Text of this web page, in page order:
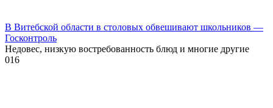
В Витебской области в столовых обвешивают школьников —
Госконтроль
Недовес, низкую востребованность блюд и многие другие
016